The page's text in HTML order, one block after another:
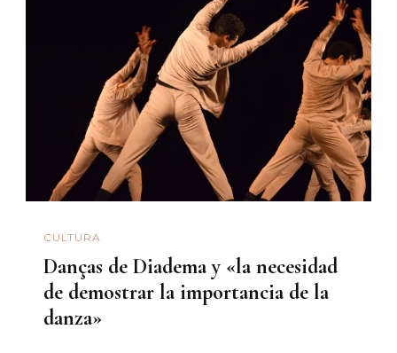
CULTURA
Danças de Diadema y «la necesidad
de demostrar la importancia de la
danza»